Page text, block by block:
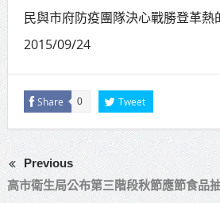
民與市府防疫團隊決心戰勝登革熱
2015/09/24
Share 0 Tweet
Previous
高市衛生局公布第三階段秋節應節食品